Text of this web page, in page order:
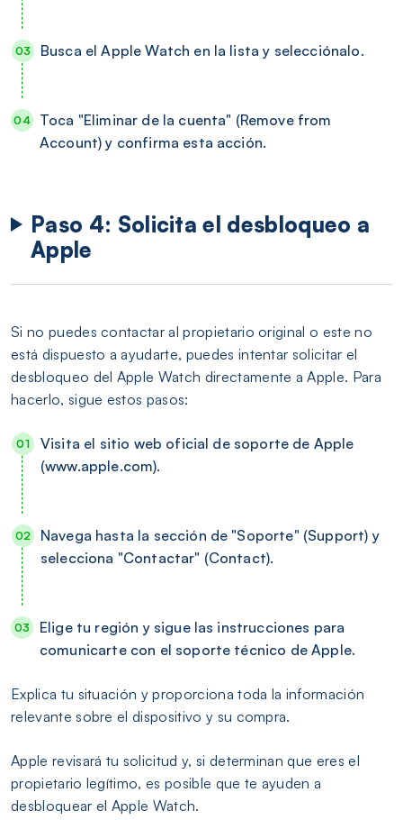
Busca el Apple Watch en la lista y selecciónalo.
Toca "Eliminar de la cuenta" (Remove from
Account) y confirma esta acción.
Paso 4: Solicita el desbloqueo a
Apple
Si no puedes contactar al propietario original o este no
está dispuesto a ayudarte, puedes intentar solicitar el
desbloqueo del Apple Watch directamente a Apple. Para
hacerlo, sigue estos pasos:
Visita el sitio web oficial de soporte de Apple
(www.apple.com).
Navega hasta la sección de "Soporte" (Support) y
selecciona "Contactar" (Contact).
Elige tu región y sigue las instrucciones para
comunicarte con el soporte técnico de Apple.
Explica tu situación y proporciona toda la información
relevante sobre el dispositivo y su compra.
Apple revisará tu solicitud y, si determinan que eres el
propietario legítimo, es posible que te ayuden a
desbloquear el Apple Watch.